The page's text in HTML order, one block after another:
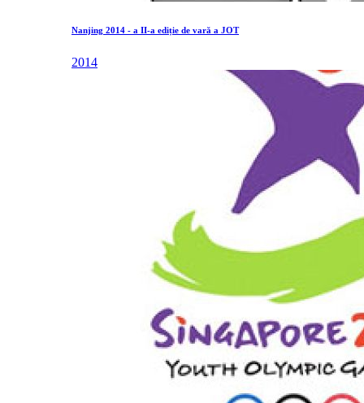
Nanjing 2014 - a II-a ediție de vară a JOT
2014